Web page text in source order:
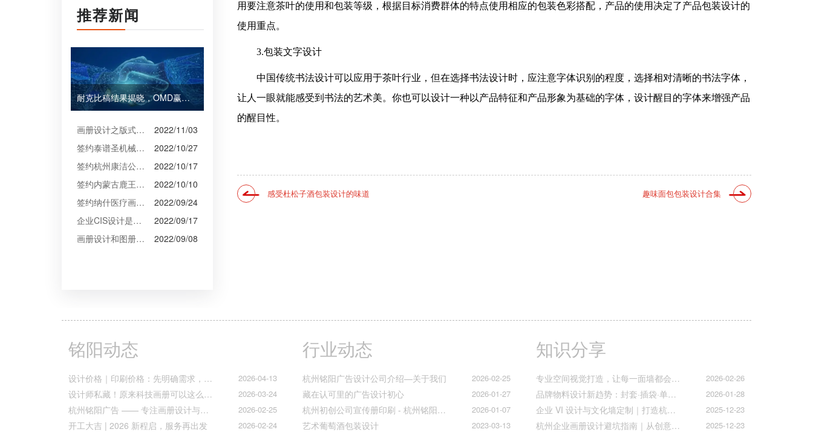
用要注意茶叶的使用和包装等级，根据目标消费群体的特点使用相应的包装色彩搭配，产品的使用决定了产品包装设计的
使用重点。
3.包装文字设计
中国传统书法设计可以应用于茶叶行业，但在选择书法设计时，应注意字体识别的程度，选择相对清晰的书法字体，
让人一眼就能感受到书法的艺术美。你也可以设计一种以产品特征和产品形象为基础的字体，设计醒目的字体来增强产品
的醒目性。
感受杜松子酒包装设计的味道 趣味面包包装设计合集
推荐新闻
耐克比稿结果揭晓，OMD赢得Burberry全球媒介业务（转自广告狂人日报）
2022/11/03
画册设计之版式设计
2022/10/27
签约泰谱圣机械产品摄影、宣传册设计
2022/10/17
签约杭州康洁公司摄影、产品摄影、画册设计制作
2022/10/10
签约内蒙古鹿王羊绒有限公司宣传册制作
2022/09/24
签约纳什医疗画册设计
2022/09/17
企业CIS设计是企业文化的的体现
2022/09/08
画册设计和图册设计中的产品摄影
铭阳动态
2026-04-13
设计价格｜印刷价格：先明确需求，再精准报价
2026-03-24
设计师私藏！原来科技画册可以这么好看！
2026-02-25
杭州铭阳广告 —— 专注画册设计与文化墙全案落地
2026-02-24
开工大吉 | 2026 新程启，服务再出发
行业动态
2026-02-25
杭州铭阳广告设计公司介绍—关于我们
2026-01-27
藏在认可里的广告设计初心
2026-01-07
杭州初创公司宣传册印刷 - 杭州铭阳广告一站式解决方案
2023-03-13
艺术葡萄酒包装设计
知识分享
2026-02-26
专业空间视觉打造，让每一面墙都会说话
2026-01-28
品牌物料设计新趋势：封套·插袋·单页折页的质感升级之道
2025-12-23
企业 VI 设计与文化墙定制｜打造杭州本土品牌专属视觉符号
2025-12-23
杭州企业画册设计避坑指南｜从创意到印刷的全流程把控